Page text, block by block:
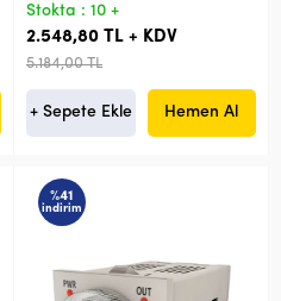
Stokta : 10 +
2.548,80 TL + KDV
5.184,00 TL
+ Sepete Ekle Hemen Al
%41
indirim